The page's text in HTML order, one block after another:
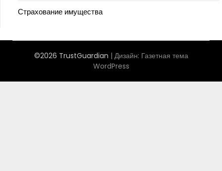
Страхование имущества
©2026 TrustGuardian | Дизайн: Газетная тема
WordPress